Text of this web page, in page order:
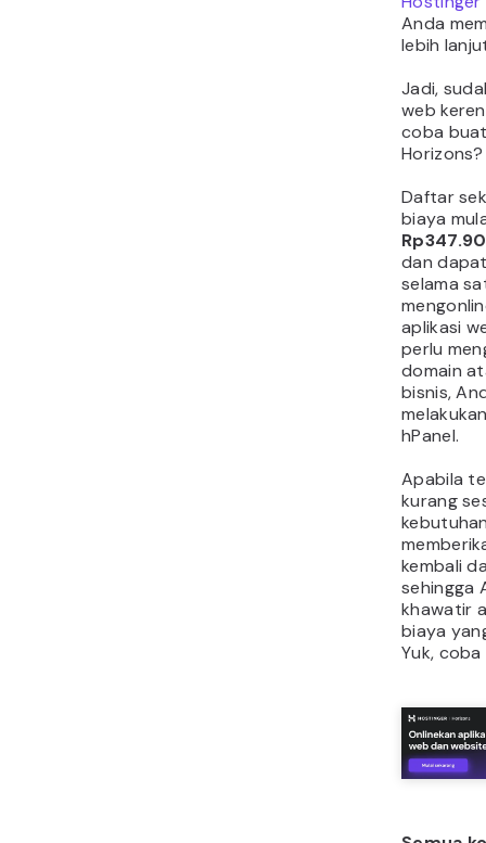
Anda
lebih
Jadi,
web
coba
Horizons?
Daftar
biaya
dan
selama
aplikasi
perlu
domain
bisnis,
hPanel.
Apabila
kurang
kembali
sehingga
khawatir
biaya
Yuk,